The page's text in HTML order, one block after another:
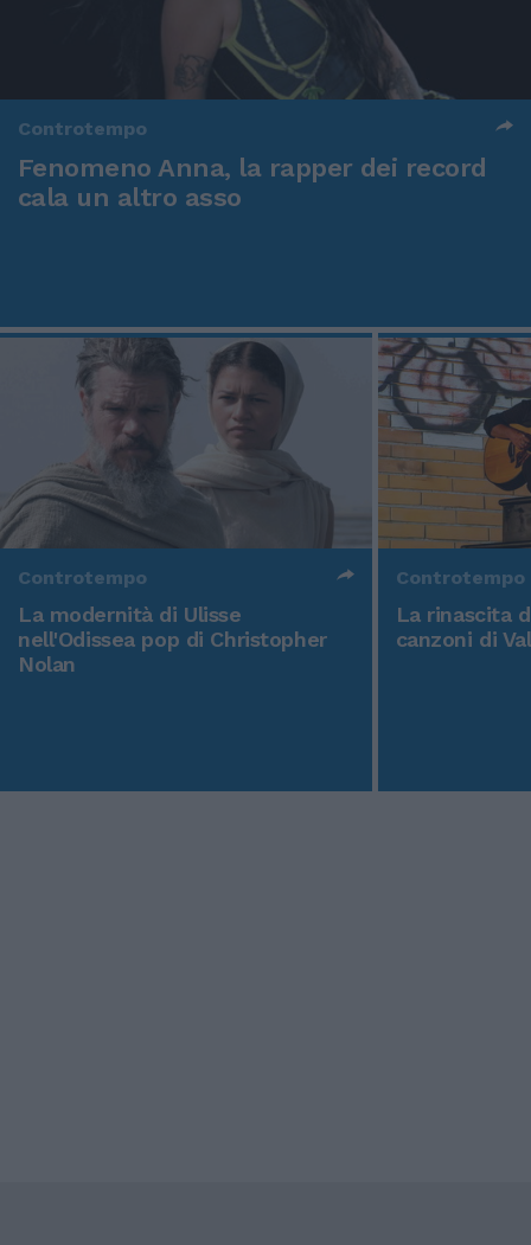
Controtempo
Fenomeno Anna, la rapper dei record
cala un altro asso
Controtempo
La modernità di Ulisse
nell'Odissea pop di Christopher
Nolan
Controtempo
La rinascita
canzoni di